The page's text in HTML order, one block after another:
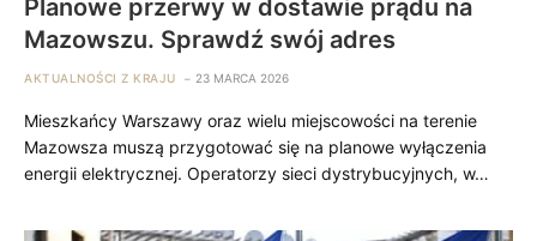
Planowe przerwy w dostawie prądu na
Mazowszu. Sprawdź swój adres
AKTUALNOŚCI Z KRAJU 23 MARCA 2026
Mieszkańcy Warszawy oraz wielu miejscowości na terenie
Mazowsza muszą przygotować się na planowe wyłączenia
energii elektrycznej. Operatorzy sieci dystrybucyjnych, w…